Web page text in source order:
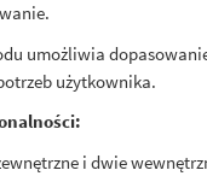
umożliwia
użytkownika.
i dwie